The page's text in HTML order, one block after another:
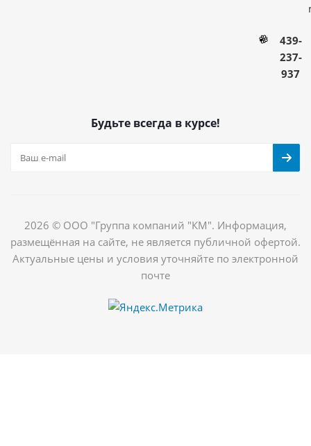
439-
237-
937
Будьте всегда в курсе!
2026 © ООО "Группа компаний "КМ". Информация,
размещённая на сайте, не является публичной офертой.
Актуальные цены и условия уточняйте по электронной
почте